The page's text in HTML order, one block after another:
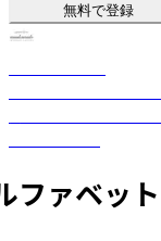
無料で登録
ァベット